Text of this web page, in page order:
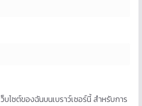
บไซต์ของฉันบนเบราว์เซอร์นี้ สำหรับการ